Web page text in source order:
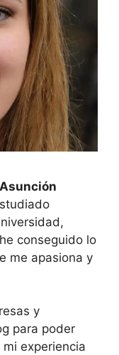
Asunción
conseguido lo
me apasiona y
y
para poder
experiencia